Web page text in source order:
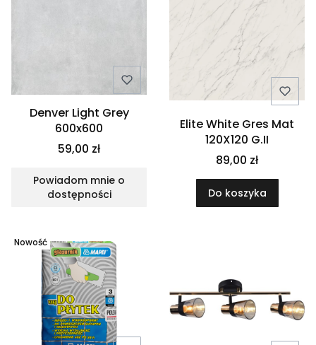
Denver Light Grey
600x600
59,00 zł
Powiadom mnie o
dostępności
Elite White Gres Mat
120X120 G.II
89,00 zł
Do koszyka
Nowość